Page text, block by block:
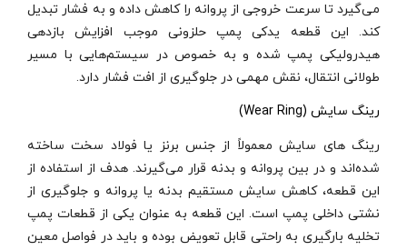
می‌گیرد تا سرعت خروجی از پروانه را کاهش داده و به فشار تبدیل
کند. این قطعه یدکی پمپ حلزونی موجب افزایش بازدهی
هیدرولیکی پمپ شده و به خصوص در سیستم‌هایی با مسیر
طولانی انتقال، نقش مهمی در جلوگیری از افت فشار دارد.
رینگ سایش (Wear Ring)
رینگ‌ های سایش معمولاً از جنس برنز یا فولاد سخت ساخته
شده‌اند و در بین پروانه و بدنه قرار می‌گیرند. هدف از استفاده از
این قطعه، کاهش سایش مستقیم بدنه یا پروانه و جلوگیری از
نشتی داخلی پمپ است. این قطعه به عنوان یکی از قطعات پمپ
تخلیه بارگیری به‌ راحتی قابل تعویض بوده و باید در فواصل معین